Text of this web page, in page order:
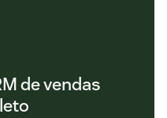
de vendas